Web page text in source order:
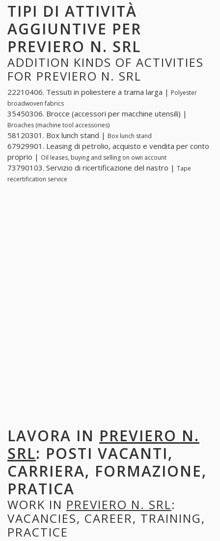
TIPI DI ATTIVITÀ
AGGIUNTIVE PER
PREVIERO N. SRL
ADDITION KINDS OF ACTIVITIES
FOR PREVIERO N. SRL
22210406. Tessuti in poliestere a trama larga | Polyester
broadwoven fabrics
35450306. Brocce (accessori per macchine utensili) |
Broaches (machine tool accessories)
58120301. Box lunch stand | Box lunch stand
67929901. Leasing di petrolio, acquisto e vendita per conto
proprio | Oil leases, buying and selling on own account
73790103. Servizio di ricertificazione del nastro | Tape
recertification service
LAVORA IN PREVIERO N.
SRL: POSTI VACANTI,
CARRIERA, FORMAZIONE,
PRATICA
WORK IN PREVIERO N. SRL:
VACANCIES, CAREER, TRAINING,
PRACTICE